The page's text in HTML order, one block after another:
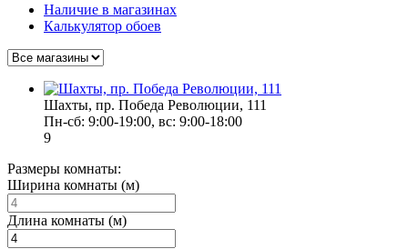
Наличие в магазинах
Калькулятор обоев
Шахты, пр. Победа Революции, 111
Пн-сб: 9:00-19:00, вс: 9:00-18:00
9
Размеры комнаты:
Ширина комнаты (м)
Длина комнаты (м)